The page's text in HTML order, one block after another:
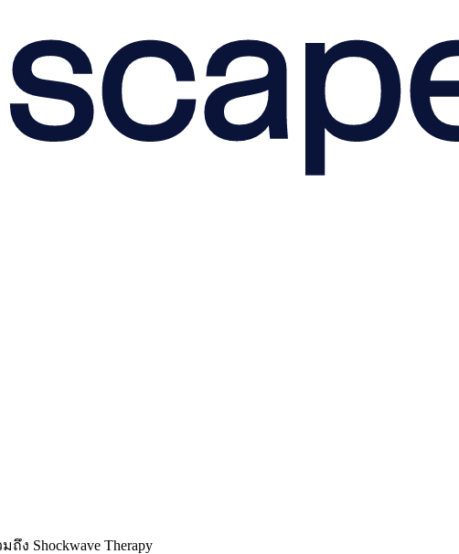
Shockwave Therapy